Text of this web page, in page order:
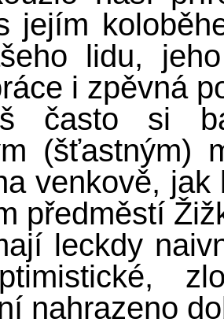
jejím
lidu,
i zpěvná
často si
(šťastným)
venkově,
předměstí
leckdy
nahrazeno